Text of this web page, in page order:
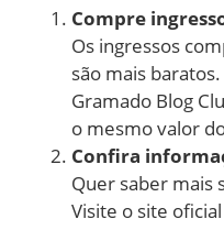
Compre
Os ingressos
são mais
Gramado Blog
o mesmo valor
Confira
Quer saber mais
Visite o site